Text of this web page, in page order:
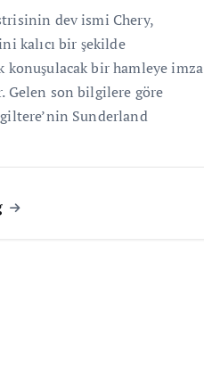
dev ismi Chery,
kalıcı bir şekilde
konuşulacak bir hamleye imza
Gelen son bilgilere göre
Sunderland